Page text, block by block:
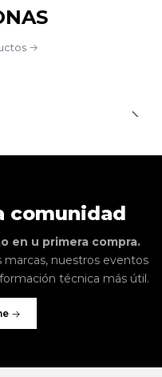
comunidad
en u primera compra.
marcas, nuestros eventos
técnica más útil.